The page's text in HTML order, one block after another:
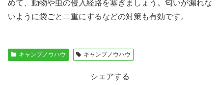
めて、動物や虫の侵入経路を塞ぎましょう。匂いが漏れな
いように袋ごと二重にするなどの対策も有効です。
キャンプノウハウ キャンプノウハウ
シェアする